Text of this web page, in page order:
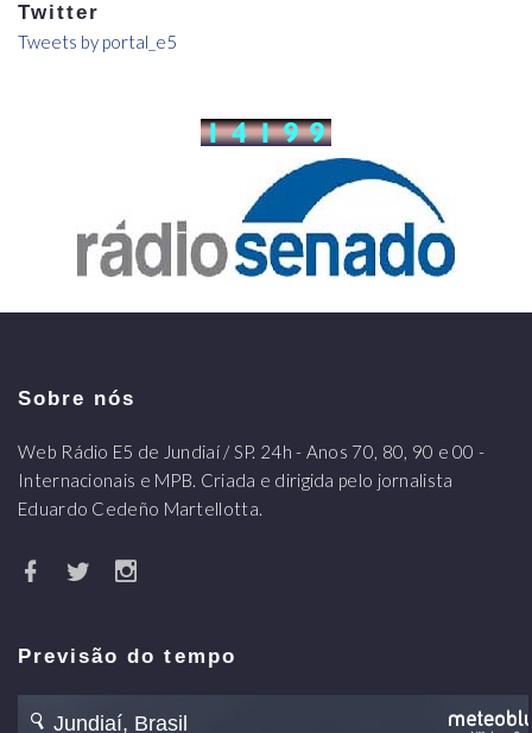
Twitter
Tweets by portal_e5
Sobre nós
Web Rádio E5 de Jundiaí / SP. 24h - Anos 70, 80, 90 e 00 -
Internacionais e MPB. Criada e dirigida pelo jornalista
Eduardo Cedeño Martellotta.
Previsão do tempo